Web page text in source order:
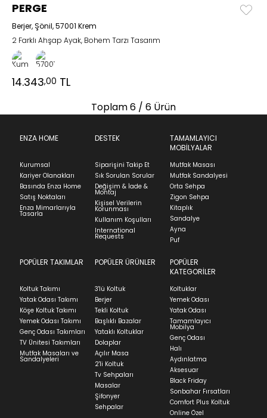
PERGE
Berjer, Şönil, 57001 Krem
2 Farklı Ahşap Ayak, Bohem Tarzı Tasarım
14.343,00 TL
Toplam6 / 6 Ürün
ENZA HOME
Kurumsal
Kariyer Olanakları
Basında Enza Home
Satış Noktaları
Enza Mimarlarıyla
Tasarla
DESTEK
Siparişini Takip Et
Sık Sorulan Sorular
Değişim & İade &
Montaj
Kişisel Verilerin
Korunması
Kullanım Koşulları
International
Requests
TAMAMLAYICI
MOBİLYALAR
Mutfak Masası
Mutfak Sandalyesi
Orta Sehpa
Zigon Sehpa
Kitaplık
Sandalye
Ayna
Puf
POPÜLER TAKIMLAR
Koltuk Takımı
Yatak Odası Takımı
Köşe Koltuk Takımı
Yemek Odası Takımı
Genç Odası Takımları
TV Ünitesi Takımları
Mutfak Masaları ve
Sandalyeleri
POPÜLER ÜRÜNLER
3'lü Koltuk
Berjer
Tekli Koltuk
Başlıklı Bazalar
Yataklı Koltuklar
Dolaplar
Açılır Masa
2'li Koltuk
Tv Sehpaları
Masalar
Şifonyer
Sehpalar
POPÜLER
KATEGORİLER
Koltuklar
Yemek Odası
Yatak Odası
Tamamlayıcı
Mobilya
Genç Odası
Halı
Aydınlatma
Aksesuar
Black Friday
Sonbahar Fırsatları
Comfort Plus Koltuk
Online Özel